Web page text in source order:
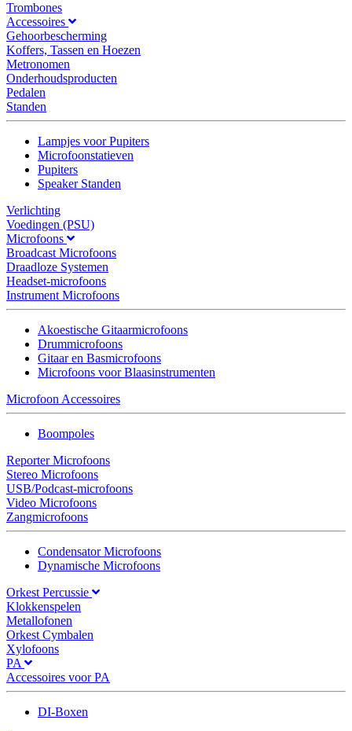
Trombones
Accessoires
Gehoorbescherming
Koffers, Tassen en Hoezen
Metronomen
Onderhoudsproducten
Pedalen
Standen
Lampjes voor Pupiters
Microfoonstatieven
Pupiters
Speaker Standen
Verlichting
Voedingen (PSU)
Microfoons
Broadcast Microfoons
Draadloze Systemen
Headset-microfoons
Instrument Microfoons
Akoestische Gitaarmicrofoons
Drummicrofoons
Gitaar en Basmicrofoons
Microfoons voor Blaasinstrumenten
Microfoon Accessoires
Boompoles
Reporter Microfoons
Stereo Microfoons
USB/Podcast-microfoons
Video Microfoons
Zangmicrofoons
Condensator Microfoons
Dynamische Microfoons
Orkest Percussie
Klokkenspelen
Metallofonen
Orkest Cymbalen
Xylofoons
PA
Accessoires voor PA
DI-Boxen